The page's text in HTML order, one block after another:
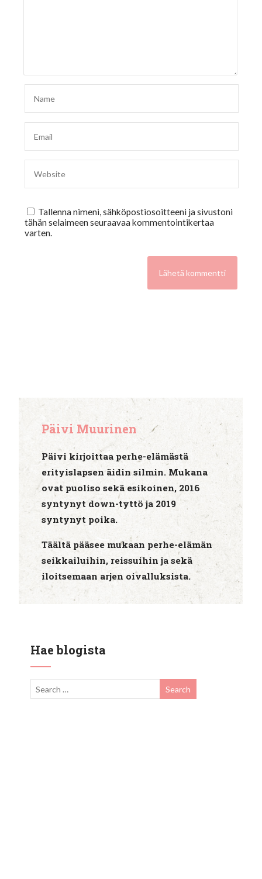
Tallenna nimeni, sähköpostiosoitteeni ja sivustoni
tähän selaimeen seuraavaa kommentointikertaa
varten.
Päivi Muurinen
Päivi kirjoittaa perhe-elämästä
erityislapsen äidin silmin. Mukana
ovat puoliso sekä esikoinen, 2016
syntynyt down-tyttö ja 2019
syntynyt poika.
Täältä pääsee mukaan perhe-elämän
seikkailuihin, reissuihin ja sekä
iloitsemaan arjen oivalluksista.
Hae blogista